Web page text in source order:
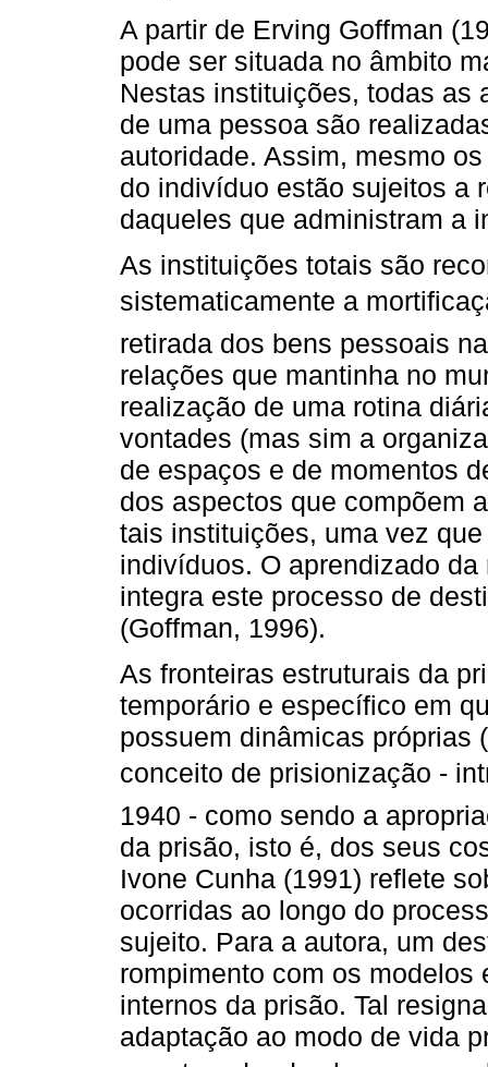
A partir de Erving Goffman
pode ser situada no âmbito
Nestas instituições, todas as
de uma pessoa são
autoridade. Assim, mesmo
do indivíduo estão sujeitos a
daqueles que administram a
As instituições totais são
sistematicamente a
retirada dos bens pessoais
relações que mantinha no
realização de uma rotina
vontades (mas sim a
de espaços e de momentos
dos aspectos que compõem
tais instituições, uma vez
indivíduos. O aprendizado
integra este processo de
(Goffman, 1996).
As fronteiras estruturais da
temporário e específico em
possuem dinâmicas próprias
conceito de prisionização -
1940 - como sendo a
da prisão, isto é, dos seus
Ivone Cunha (1991) reflete
ocorridas ao longo do
sujeito. Para a autora, um
rompimento com os
internos da prisão. Tal
adaptação ao modo de vida